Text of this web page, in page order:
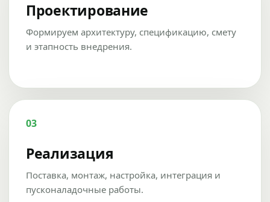
Проектирование
Формируем архитектуру, спецификацию, смету
и этапность внедрения.
03
Реализация
Поставка, монтаж, настройка, интеграция и
пусконаладочные работы.